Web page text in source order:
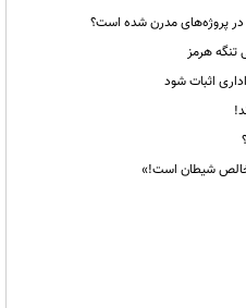
پروژه‌های مدرن شده است؟
تنگه هرمز
اثبات شود
شیطان است!»